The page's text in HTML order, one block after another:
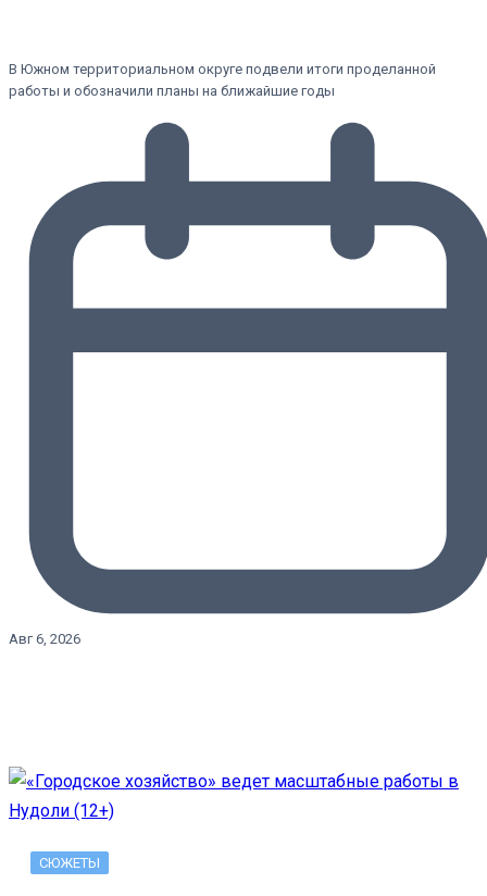
В Южном территориальном округе подвели итоги проделанной
работы и обозначили планы на ближайшие годы
Авг 6, 2026
СЮЖЕТЫ